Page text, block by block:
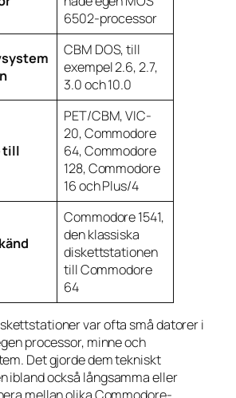
6502-processor
CBM DOS, till
exempel 2.6, 2.7,
3.0 och 10.0
till
PET/CBM, VIC-
20, Commodore
64, Commodore
128, Commodore
16 och Plus/4
Commodore 1541,
den klassiska
diskettstationen
till Commodore
64
var ofta små datorer i
processor, minne och
Det gjorde dem tekniskt
ibland också långsamma eller